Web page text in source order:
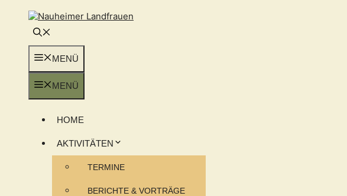
springen
MENÜ
MENÜ
HOME
AKTIVITÄTEN
TERMINE
BERICHTE & VORTRÄGE